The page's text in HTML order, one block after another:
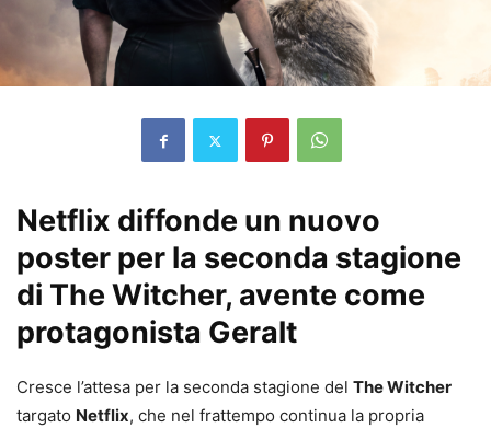
Netflix diffonde un nuovo
poster per la seconda stagione
di The Witcher, avente come
protagonista Geralt
Cresce l’attesa per la seconda stagione del The Witcher
targato Netflix, che nel frattempo continua la propria